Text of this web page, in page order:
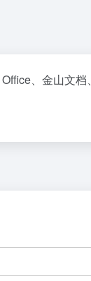
Office、金山文档、